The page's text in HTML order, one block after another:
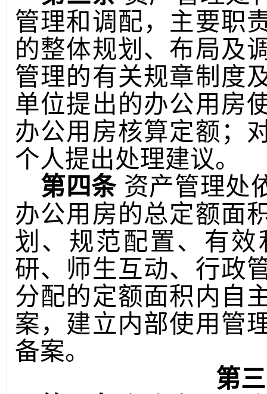
管理和调配，主要职
的整体规划、布局及
管理的有关规章制度
单位提出的办公用房
办公用房核算定额；
个人提出处理建议。
第四条 资产管理处
办公用房的总定额面
划、规范配置、有
研、师生互动、行政
分配的定额面积内自
案，建立内部使用管
备案。
第